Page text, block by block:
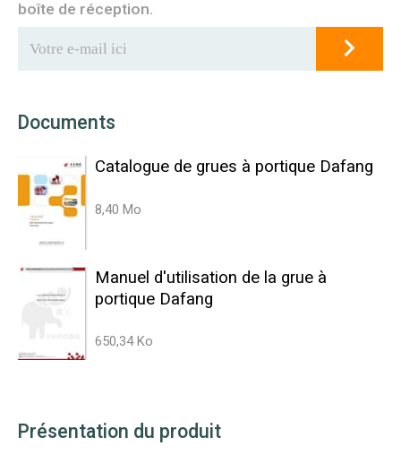
boîte de réception.
Documents
Catalogue de grues à portique Dafang
8,40 Mo
Manuel d'utilisation de la grue à
portique Dafang
650,34 Ko
Présentation du produit